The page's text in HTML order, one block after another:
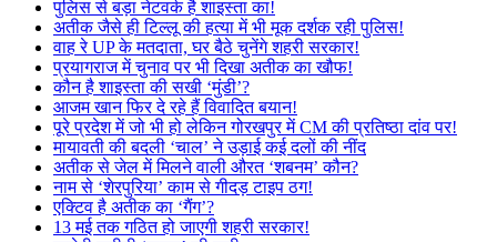
पुलिस से बड़ा नेटवर्क है शाइस्ता का!
अतीक जैसे ही टिल्लू की हत्या में भी मूक दर्शक रही पुलिस!
वाह रे UP के मतदाता, घर बैठे चुनेंगे शहरी सरकार!
प्रयागराज में चुनाव पर भी दिखा अतीक का खौफ!
कौन है शाइस्ता की सखी ‘मुंडी’?
आजम खान फिर दे रहे हैं विवादित बयान!
पूरे प्रदेश में जो भी हो लेकिन गोरखपुर में CM की प्रतिष्ठा दांव पर!
मायावती की बदली ‘चाल’ ने उड़ाई कई दलों की नींद
अतीक से जेल में मिलने वाली औरत ‘शबनम’ कौन?
नाम से ‘शेरपुरिया’ काम से गीदड़ टाइप ठग!
एक्टिव है अतीक का ‘गैंग’?
13 मई तक गठित हो जाएगी शहरी सरकार!